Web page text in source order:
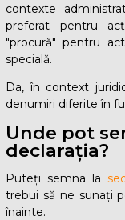
contexte
preferat pentru
"procură" pentru
specială.
Da, în context
denumiri diferite în
Unde pot
declarația?
Puteți semna la
trebui să ne sunați
înainte.